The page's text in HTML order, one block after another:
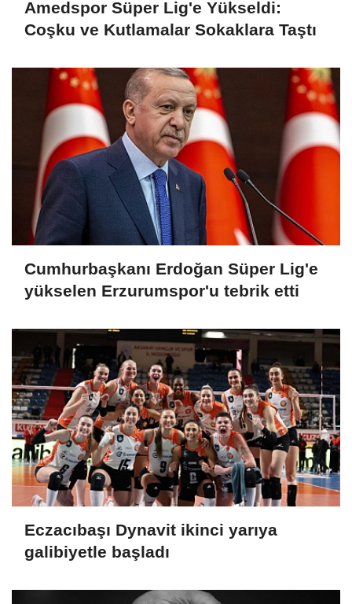
Amedspor Süper Lig'e Yükseldi:
Coşku ve Kutlamalar Sokaklara Taştı
Cumhurbaşkanı Erdoğan Süper Lig'e
yükselen Erzurumspor'u tebrik etti
Eczacıbaşı Dynavit ikinci yarıya
galibiyetle başladı